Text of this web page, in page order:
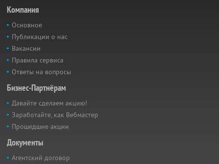
Компания
Основное
Публикации о нас
Вакансии
Правила сервиса
Ответы на вопросы
Бизнес-Партнёрам
Давайте сделаем акцию!
Заработайте, как Вебмастер
Прошедшие акции
Документы
Агентский договор